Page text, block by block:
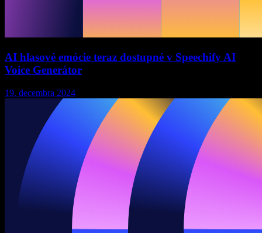
AI hlasové emócie teraz dostupné v Speechify AI
Voice Generátor
19. decembra 2024